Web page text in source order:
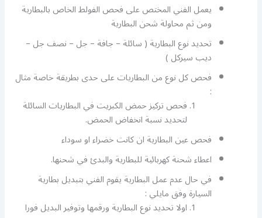
يعمل الفني المختص على فحص الفولط الخاص بالبطارية
ومن ثم محاولة شحن البطارية
تحديد نوع البطارية ( سائلة – جافة – جل – نصف جل –
ديب سيركل )
فحص كل نوع من البطاريات على حدى بطريقة خاصة مثال
:
فحص تركيز حمض الكبريت في البطاريات السائلة
لتحديد نسبة انخفاض الحمض.
فحص عين البطارية ان كانت خضراء او سوداء
اعطاء شحنة كهربائية للبطارية والبدئ في شحنها.
في حال عدم عمل البطارية يقوم الفني بتبديل بطارية
السيارة وفق مايلي :
اولا تحديد نوع البطارية ورقمها وتوفير البديل فورا